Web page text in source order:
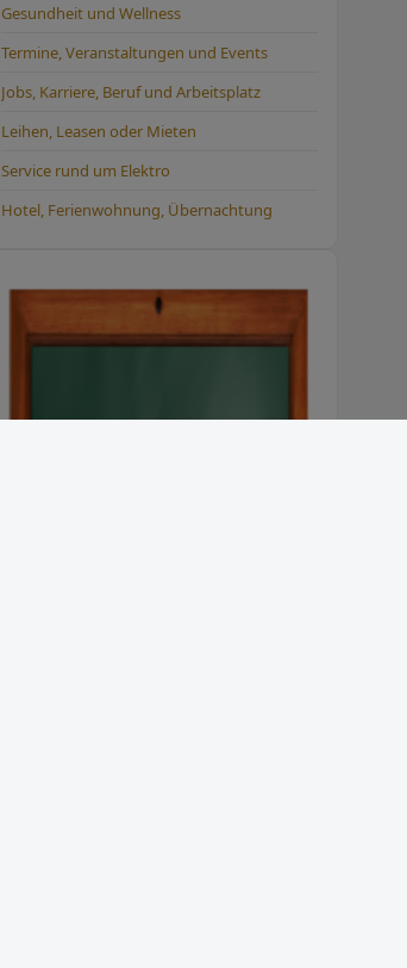
Gesundheit und Wellness
Termine, Veranstaltungen und Events
Jobs, Karriere, Beruf und Arbeitsplatz
Leihen, Leasen oder Mieten
Service rund um Elektro
Hotel, Ferienwohnung, Übernachtung